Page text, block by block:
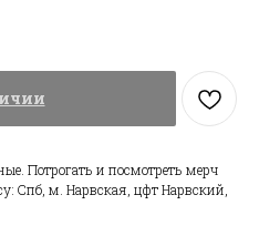
Потрогать и посмотреть мерч
Спб, м. Нарвская, цфт Нарвский,